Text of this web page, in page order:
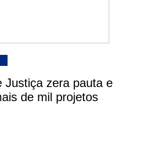
Justiça zera pauta e
de mil projetos